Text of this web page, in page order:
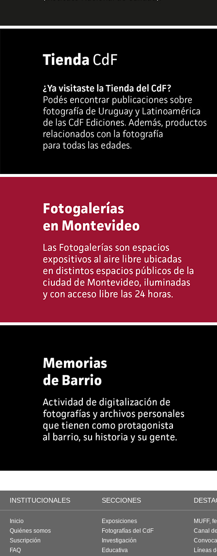
INSTITUCIONALES SECCIONES
Inicio
Quiénes somos
Suscripción
FAQ
Exposiciones
Fotografías del CdF
Investigación
Educativa
MUFF,
Canal
Líneas